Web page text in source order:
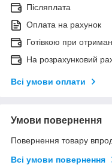
Післяплата
Оплата на рахунок
Готівкою при
На розрахунковий
Всі умови оплати
Умови повернення
Повернення товару
Всі умови повернення